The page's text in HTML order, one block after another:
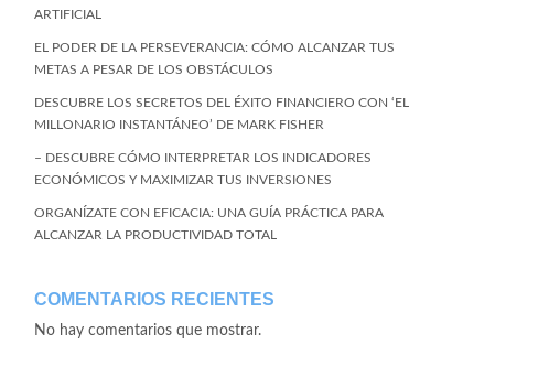
ARTIFICIAL
EL PODER DE LA PERSEVERANCIA: CÓMO ALCANZAR TUS
METAS A PESAR DE LOS OBSTÁCULOS
DESCUBRE LOS SECRETOS DEL ÉXITO FINANCIERO CON ‘EL
MILLONARIO INSTANTÁNEO’ DE MARK FISHER
– DESCUBRE CÓMO INTERPRETAR LOS INDICADORES
ECONÓMICOS Y MAXIMIZAR TUS INVERSIONES
ORGANÍZATE CON EFICACIA: UNA GUÍA PRÁCTICA PARA
ALCANZAR LA PRODUCTIVIDAD TOTAL
COMENTARIOS RECIENTES
No hay comentarios que mostrar.